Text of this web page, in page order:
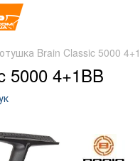
Brain Classic 5000
5000 4+1BB